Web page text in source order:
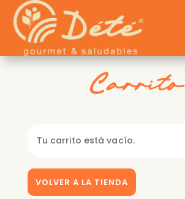
Carrito
Tu carrito está vacío.
VOLVER A LA TIENDA